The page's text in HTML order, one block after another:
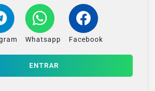
Whatsapp Facebook
ENTRAR